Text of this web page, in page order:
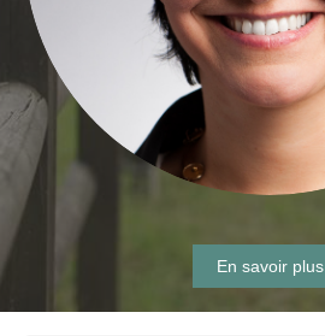
En savoir plus